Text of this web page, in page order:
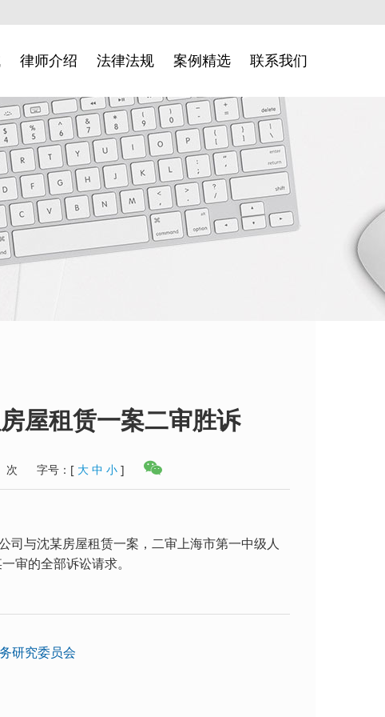
律师介绍 法律法规 案例精选 联系我们
屋租赁一案二审胜诉
次 字号： [ 大 中 小 ]
司与沈某房屋租赁一案，二审上海市第一中级人
审的全部诉讼请求。
研究委员会